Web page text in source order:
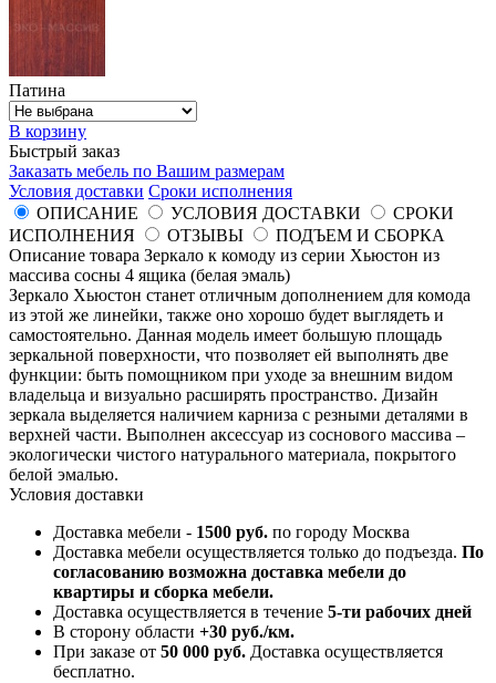
Патина
В корзину
Быстрый заказ
Заказать мебель по Вашим размерам
Условия доставки Сроки исполнения
ОПИСАНИЕ
УСЛОВИЯ ДОСТАВКИ
СРОКИ
ИСПОЛНЕНИЯ
ОТЗЫВЫ
ПОДЪЕМ И СБОРКА
Описание товара Зеркало к комоду из серии Хьюстон из
массива сосны 4 ящика (белая эмаль)
Зеркало Хьюстон станет отличным дополнением для комода
из этой же линейки, также оно хорошо будет выглядеть и
самостоятельно. Данная модель имеет большую площадь
зеркальной поверхности, что позволяет ей выполнять две
функции: быть помощником при уходе за внешним видом
владельца и визуально расширять пространство. Дизайн
зеркала выделяется наличием карниза с резными деталями в
верхней части. Выполнен аксессуар из соснового массива –
экологически чистого натурального материала, покрытого
белой эмалью.
Условия доставки
Доставка мебели - 1500 руб. по городу Москва
Доставка мебели осуществляется только до подъезда. По
согласованию возможна доставка мебели до
квартиры и сборка мебели.
Доставка осуществляется в течение 5-ти рабочих дней
В сторону области +30 руб./км.
При заказе от 50 000 руб. Доставка осуществляется
бесплатно.